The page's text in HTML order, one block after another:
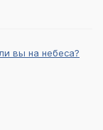
вы на небеса?